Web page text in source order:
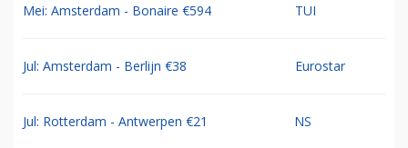
Mei: Amsterdam - Bonaire €594 TUI
Jul: Amsterdam - Berlijn €38 Eurostar
Jul: Rotterdam - Antwerpen €21 NS